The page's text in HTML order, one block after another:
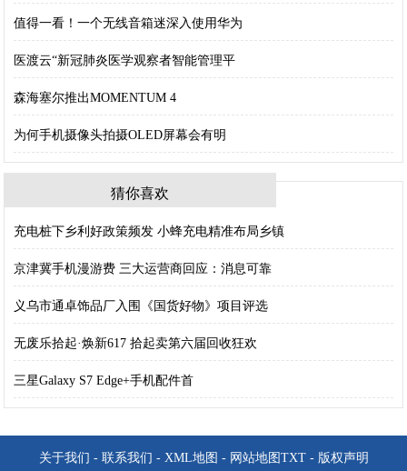
值得一看！一个无线音箱迷深入使用华为
医渡云“新冠肺炎医学观察者智能管理平
森海塞尔推出MOMENTUM 4
为何手机摄像头拍摄OLED屏幕会有明
猜你喜欢
充电桩下乡利好政策频发 小蜂充电精准布局乡镇
京津冀手机漫游费 三大运营商回应：消息可靠
义乌市通卓饰品厂入围《国货好物》项目评选
无废乐拾起·焕新617 拾起卖第六届回收狂欢
三星Galaxy S7 Edge+手机配件首
关于我们 - 联系我们 - XML地图 - 网站地图 TXT- 版权声明